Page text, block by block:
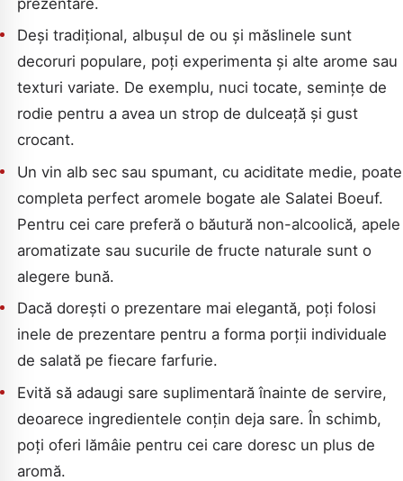
prezentare.
Deși tradițional, albușul de ou și măslinele sunt
decoruri populare, poți experimenta și alte arome sau
texturi variate. De exemplu, nuci tocate, semințe de
rodie pentru a avea un strop de dulceață și gust
crocant.
Un vin alb sec sau spumant, cu aciditate medie, poate
completa perfect aromele bogate ale Salatei Boeuf.
Pentru cei care preferă o băutură non-alcoolică, apele
aromatizate sau sucurile de fructe naturale sunt o
alegere bună.
Dacă dorești o prezentare mai elegantă, poți folosi
inele de prezentare pentru a forma porții individuale
de salată pe fiecare farfurie.
Evită să adaugi sare suplimentară înainte de servire,
deoarece ingredientele conțin deja sare. În schimb,
poți oferi lămâie pentru cei care doresc un plus de
aromă.